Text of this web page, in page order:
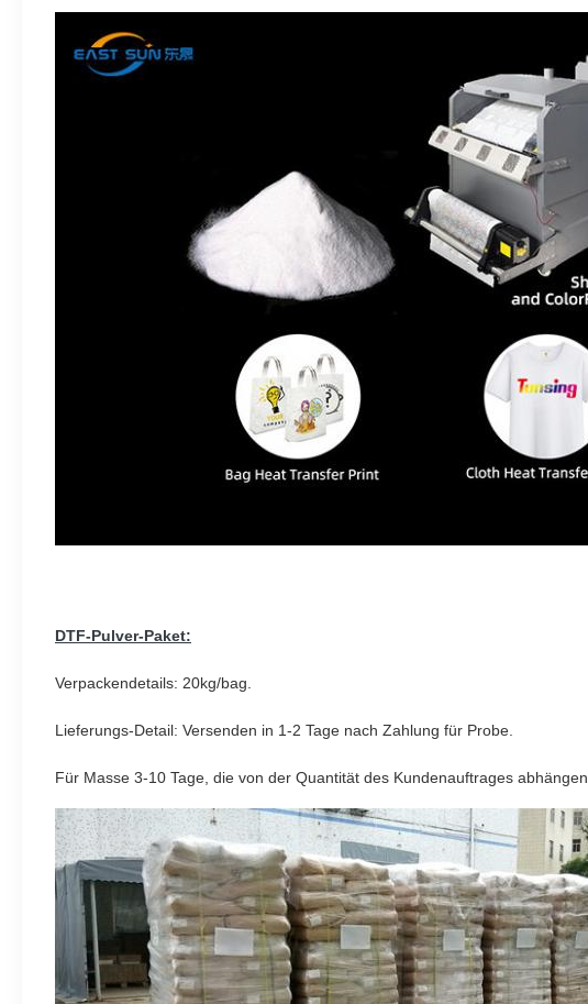
DTF-Pulver-Paket:
Verpackendetails: 20kg/bag.
Lieferungs-Detail: Versenden in 1-2 Tage nach Zahlung für Probe.
Für Masse 3-10 Tage, die von der Quantität des Kundenauftrages abhängen.